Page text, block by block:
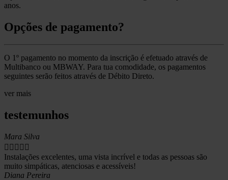
anos.
Opções de pagamento?
O 1º pagamento no momento da inscrição é efetuado através de
Multibanco ou MBWAY. Para tua comodidade, os pagamentos
seguintes serão feitos através de Débito Direto.
ver mais
testemunhos
Mara Silva
    
Instalações excelentes, uma vista incrível e todas as pessoas são
muito simpáticas, atenciosas e acessíveis!
Diana Pereira